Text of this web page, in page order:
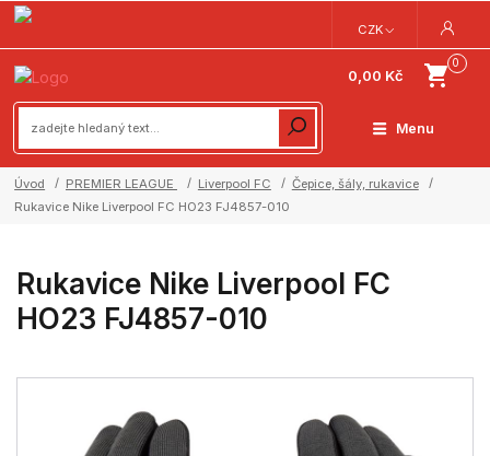
Menu
CZK
0
0,00 Kč
Úvod PREMIER LEAGUE Liverpool FC
Čepice, šály, rukavice
Rukavice Nike Liverpool FC HO23 FJ4857-010
Rukavice Nike Liverpool FC
HO23 FJ4857-010